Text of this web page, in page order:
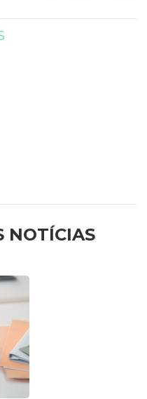
NOTÍCIAS